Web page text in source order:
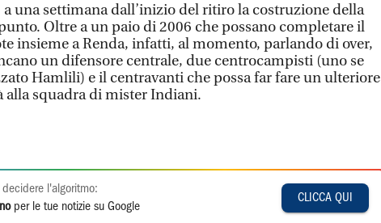
a una settimana dall’inizio del ritiro la costruzione della
Oltre a un paio di 2006 che possano completare il
insieme a Renda, infatti, al momento, parlando di over,
un difensore centrale, due centrocampisti (uno se
Hamlili) e il centravanti che possa far fare un ulteriore
alla squadra di mister Indiani.
decidere l'algoritmo:
per le tue notizie su Google
CLICCA QUI